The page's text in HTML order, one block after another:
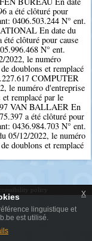
a été clôturé pour
0406.503.244 N° ent.
En date du
clôturé pour cause
N° ent.
2022, le numéro
doublons et remplacé
COMPUTER
le numéro d'entreprise
remplacé par le
VAN BALLAER En
a été clôturé pour
0436.984.703 N° ent.
05/12/2022, le numéro
doublons et remplacé
linguistique et
est utilisé.
x